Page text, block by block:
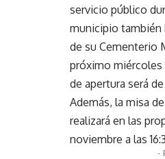
servicio público
municipio también
de su Cementerio
próximo miércoles
de apertura será
Además, la misa
realizará en las
noviembre a las
-